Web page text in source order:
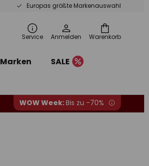
Europas größte Markenauswahl
Warenkorb
Service Anmelden
Marken
SALE
WOW Week:Bis zu -70%